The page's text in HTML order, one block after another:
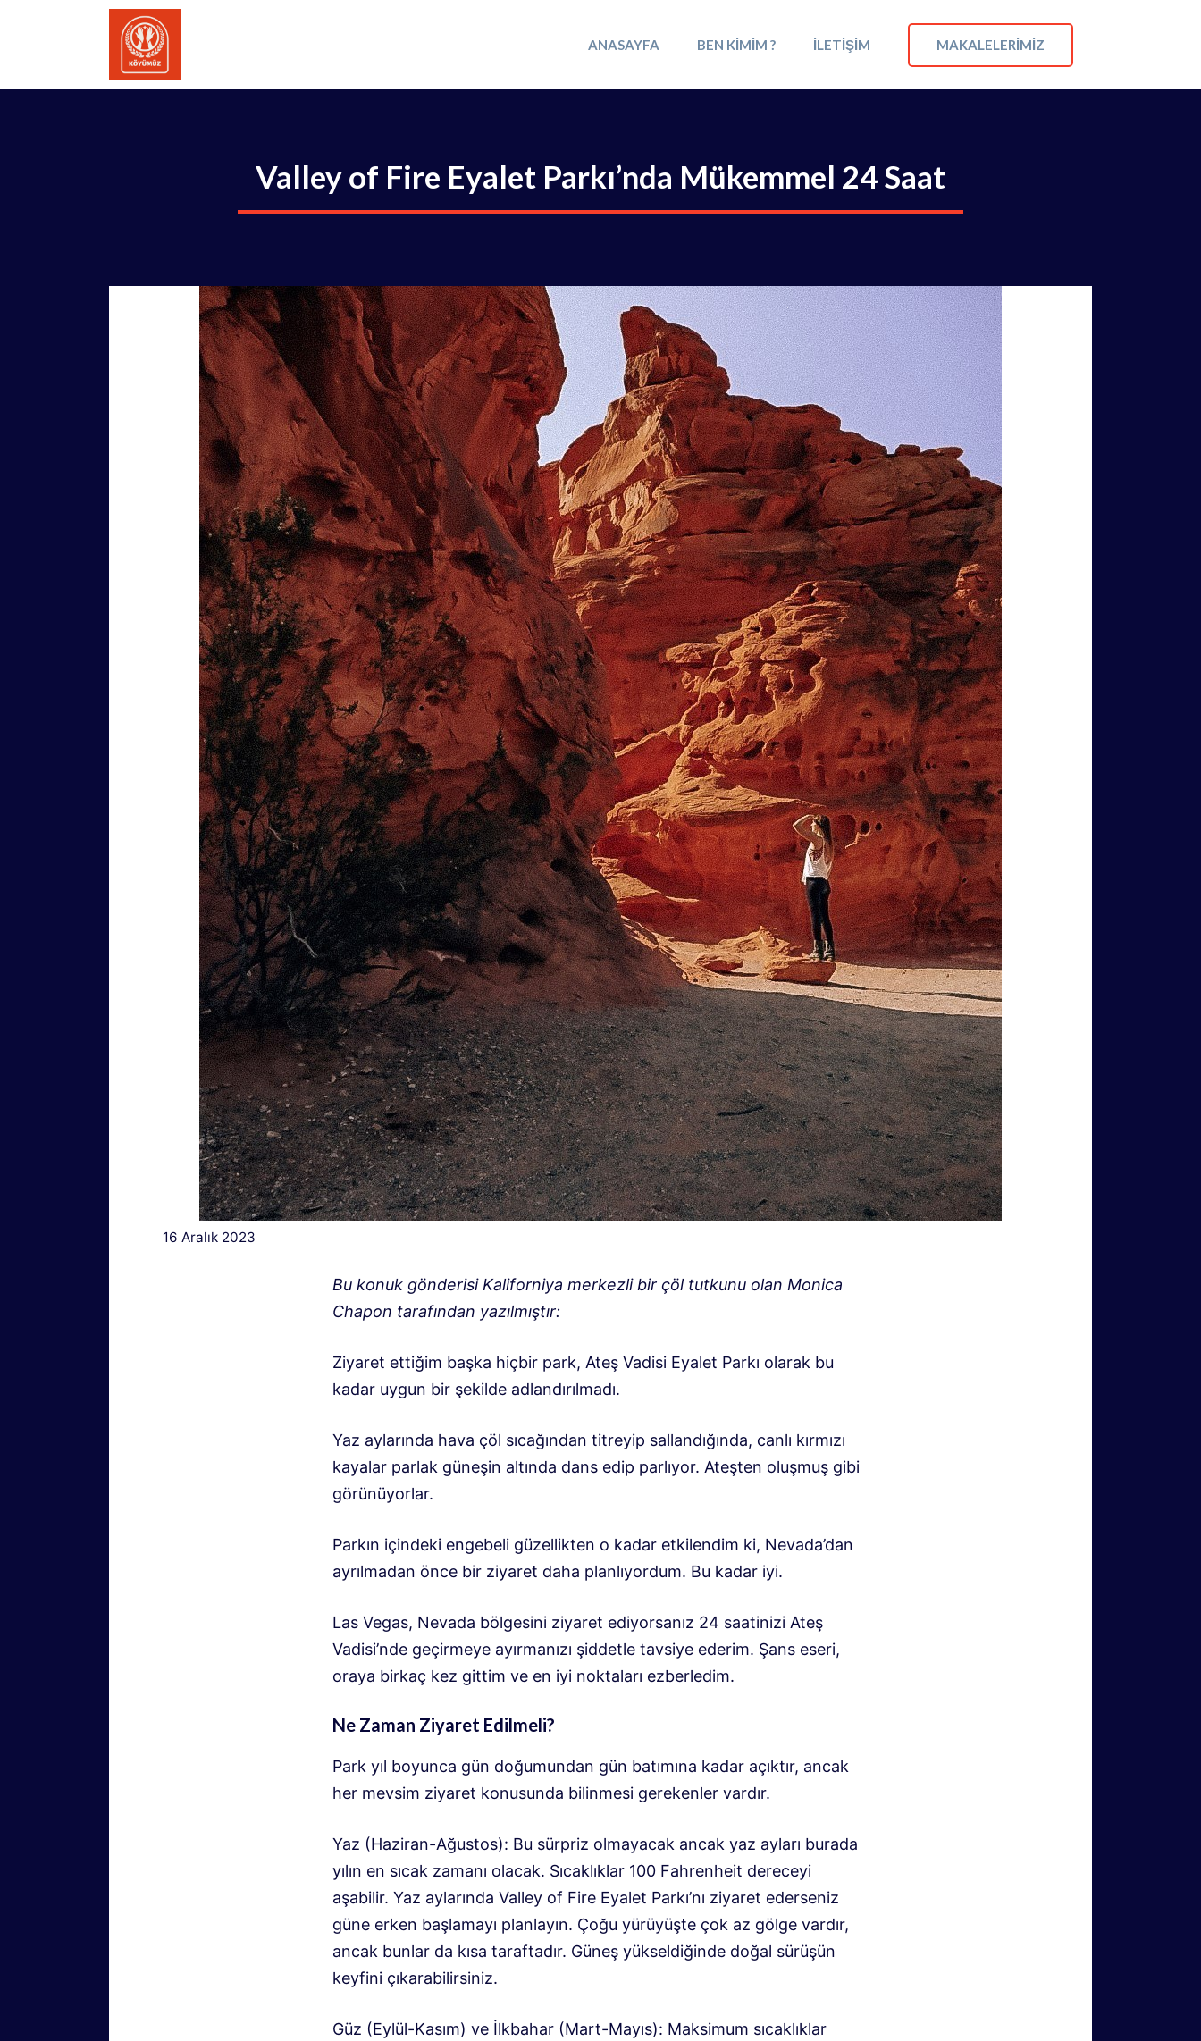
ANASAYFA BEN KIMIM ? İLETIŞIM MAKALELERIMIZ
Valley of Fire Eyalet Parkı’nda Mükemmel 24 Saat
16 Aralık 2023
Bu konuk gönderisi Kaliforniya merkezli bir çöl tutkunu olan Monica
Chapon tarafından yazılmıştır:
Ziyaret ettiğim başka hiçbir park, Ateş Vadisi Eyalet Parkı olarak bu
kadar uygun bir şekilde adlandırılmadı.
Yaz aylarında hava çöl sıcağından titreyip sallandığında, canlı kırmızı
kayalar parlak güneşin altında dans edip parlıyor. Ateşten oluşmuş gibi
görünüyorlar.
Parkın içindeki engebeli güzellikten o kadar etkilendim ki, Nevada’dan
ayrılmadan önce bir ziyaret daha planlıyordum. Bu kadar iyi.
Las Vegas, Nevada bölgesini ziyaret ediyorsanız 24 saatinizi Ateş
Vadisi’nde geçirmeye ayırmanızı şiddetle tavsiye ederim. Şans eseri,
oraya birkaç kez gittim ve en iyi noktaları ezberledim.
Ne Zaman Ziyaret Edilmeli?
Park yıl boyunca gün doğumundan gün batımına kadar açıktır, ancak
her mevsim ziyaret konusunda bilinmesi gerekenler vardır.
Yaz (Haziran-Ağustos): Bu sürpriz olmayacak ancak yaz ayları burada
yılın en sıcak zamanı olacak. Sıcaklıklar 100 Fahrenheit dereceyi
aşabilir. Yaz aylarında Valley of Fire Eyalet Parkı’nı ziyaret ederseniz
güne erken başlamayı planlayın. Çoğu yürüyüşte çok az gölge vardır,
ancak bunlar da kısa taraftadır. Güneş yükseldiğinde doğal sürüşün
keyfini çıkarabilirsiniz.
Güz (Eylül-Kasım) ve İlkbahar (Mart-Mayıs): Maksimum sıcaklıklar